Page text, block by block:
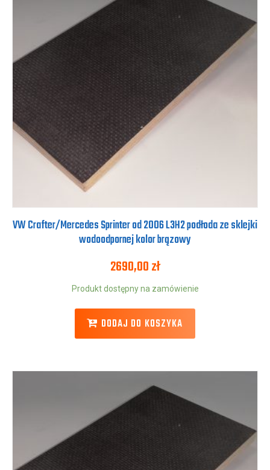
VW Crafter/Mercedes Sprinter od 2006 L3H2 podłoda ze sklejki
wodoodpornej kolor brązowy
2690,00zł
Produkt dostępny na zamówienie
DODAJ DO KOSZYKA